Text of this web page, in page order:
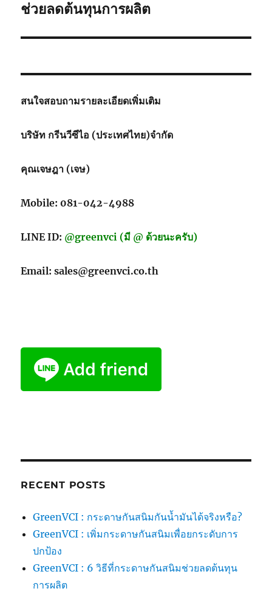
post:
ช่วยลดต้นทุนการผลิต
สนใจสอบถามรายละเอียดเพิ่มเติม
บริษัท กรีนวีซีไอ (ประเทศไทย)จำกัด
คุณเจษฎา (เจษ)
Mobile: 081-042-4988
LINE ID: @greenvci (มี @ ด้วยนะครับ)
Email: sales@greenvci.co.th
RECENT POSTS
GreenVCI : กระดาษกันสนิมกันน้ำมันได้จริงหรือ?
GreenVCI : เพิ่มกระดาษกันสนิมเพื่อยกระดับการ
ปกป้อง
GreenVCI : 6 วิธีที่กระดาษกันสนิมช่วยลดต้นทุน
การผลิต